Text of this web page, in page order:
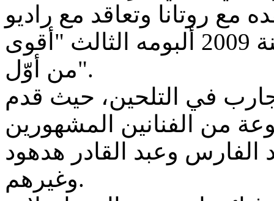
عقده مع روتانا وتعاقد مع راديو
وتلفزيون العرب حيث أصدر سنة 2009 ألبومه الثالث "أقوى
من أوّل".
في التلحين، حيث قدم
من الفنانين المشهورين
الفارس وعبد القادر هدهود
وغيرهم.